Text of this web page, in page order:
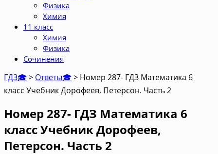
Физика
Химия
11 класс
Химия
Физика
Сочинения
ГДЗ🎓> Ответы🎓> Номер 287- ГДЗ Математика 6
класс Учебник Дорофеев, Петерсон. Часть 2
Номер 287- ГДЗ Математика 6
класс Учебник Дорофеев,
Петерсон. Часть 2